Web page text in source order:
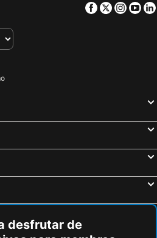
Facebook
Twitter
desfrutar de